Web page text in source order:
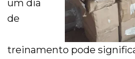
Discipleship
Bible Distribution
um dia
de
treinamento pode